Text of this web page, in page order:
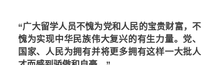
“广大留学人员不愧为党和人民的宝贵财富，不
愧为实现中华民族伟大复兴的有生力量。党、
国家、人民为拥有并将更多拥有这样一大批人